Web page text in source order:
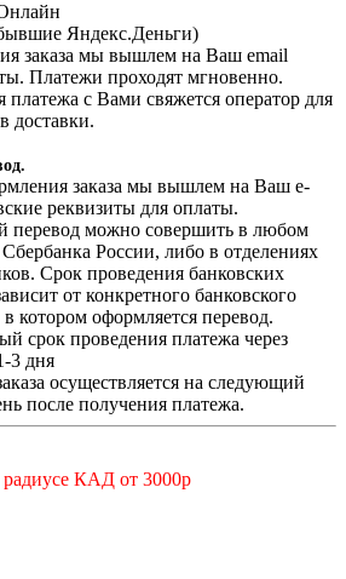
Яндекс.Деньги)
заказа мы вышлем на Ваш email
Платежи проходят мгновенно.
платежа с Вами свяжется оператор для
доставки.
заказа мы вышлем на Ваш e-
реквизиты для оплаты.
перевод можно совершить в любом
России, либо в отделениях
Срок проведения банковских
от конкретного банковского
в котором оформляется перевод.
срок проведения платежа через
3 дня
осуществляется на следующий
после получения платежа.
радиусе КАД от 3000р